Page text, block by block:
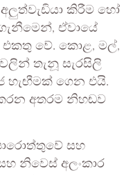
කිරීම හෝ
ඒවායේ
එකතු වේ. කොළ, මල්,
තැනූ සැරසිලි
හැඟීමක් ගෙන එයි.
අතරම නිහඬව
සහ
නිවෙස් අලංකාර